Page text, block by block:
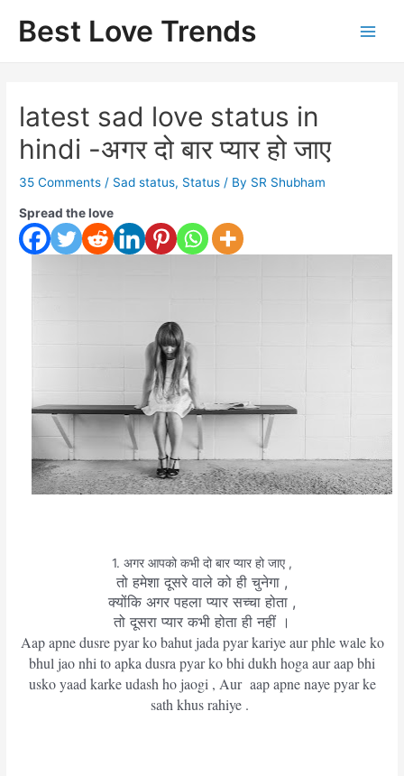
contentBest Love Trends
latest sad love status in
hindi -अगर दो बार प्यार हो जाए
35 Comments / Sad status, Status / By SR Shubham
Spread the love
1. अगर आपको कभी दो बार प्यार हो जाए ,
तो हमेशा दूसरे वाले को ही चुनेगा ,
क्योंकि अगर पहला प्यार सच्चा होता ,
तो दूसरा प्यार कभी होता ही नहीं ।
Aap apne dusre pyar ko bahut jada pyar kariye aur phle wale ko
bhul jao nhi to apka dusra pyar ko bhi dukh hoga aur aap bhi
usko yaad karke udash ho jaogi , Aur aap apne naye pyar ke
sath khus rahiye .